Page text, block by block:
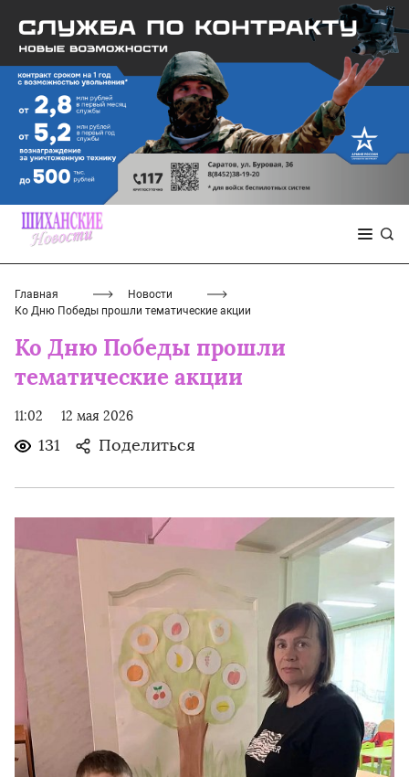
Главная
Новости
Ко Дню Победы прошли тематические акции
Ко Дню Победы прошли
тематические акции
11:02 12 мая 2026
131 Поделиться